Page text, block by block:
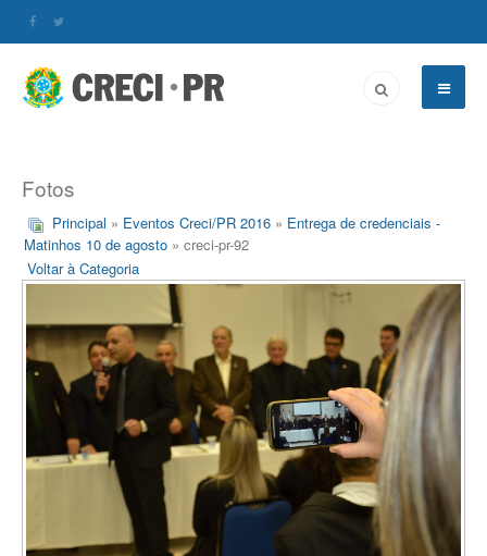
Fotos
Principal » Eventos Creci/PR 2016 » Entrega de credenciais -
Matinhos 10 de agosto » creci-pr-92
Voltar à Categoria